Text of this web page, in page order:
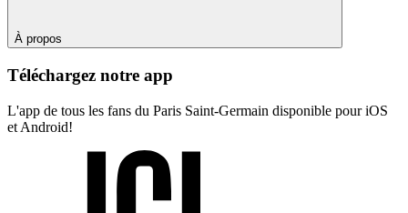
À propos
Téléchargez notre app
L'app de tous les fans du Paris Saint-Germain disponible pour iOS
et Android!